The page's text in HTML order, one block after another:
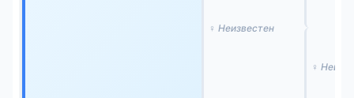
♀ Неизвестен
♀